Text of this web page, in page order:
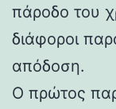
πάροδο του
διάφοροι
απόδοση.
Ο πρώτος